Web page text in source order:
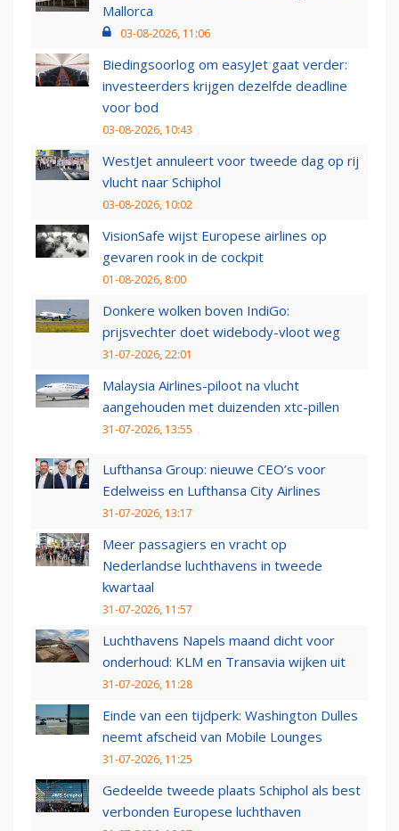
Mallorca
03-08-2026, 11:06
Biedingsoorlog om easyJet gaat verder:
investeerders krijgen dezelfde deadline
voor bod
03-08-2026, 10:43
WestJet annuleert voor tweede dag op rij
vlucht naar Schiphol
03-08-2026, 10:02
VisionSafe wijst Europese airlines op
gevaren rook in de cockpit
01-08-2026, 8:00
Donkere wolken boven IndiGo:
prijsvechter doet widebody-vloot weg
31-07-2026, 22:01
Malaysia Airlines-piloot na vlucht
aangehouden met duizenden xtc-pillen
31-07-2026, 13:55
Lufthansa Group: nieuwe CEO’s voor
Edelweiss en Lufthansa City Airlines
31-07-2026, 13:17
Meer passagiers en vracht op
Nederlandse luchthavens in tweede
kwartaal
31-07-2026, 11:57
Luchthavens Napels maand dicht voor
onderhoud: KLM en Transavia wijken uit
31-07-2026, 11:28
Einde van een tijdperk: Washington Dulles
neemt afscheid van Mobile Lounges
31-07-2026, 11:25
Gedeelde tweede plaats Schiphol als best
verbonden Europese luchthaven